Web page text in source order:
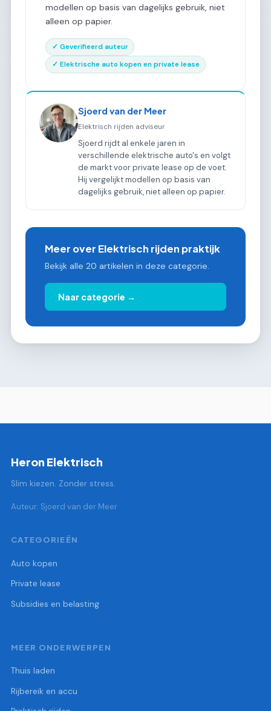
modellen op basis van dagelijks gebruik, niet
alleen op papier.
✓ Geverifieerd auteur
✓ Elektrische auto kopen en private lease
Sjoerd van der Meer
Elektrisch rijden adviseur
Sjoerd rijdt al enkele jaren in
verschillende elektrische auto's en volgt
de markt voor private lease op de voet.
Hij vergelijkt modellen op basis van
dagelijks gebruik, niet alleen op papier.
Meer over Elektrisch rijden praktijk
Bekijk alle 20 artikelen in deze categorie.
Naar categorie →
Heron Elektrisch
Slim kiezen. Zonder stress.
Auteur: Sjoerd van der Meer
CATEGORIEËN
Auto kopen
Private lease
Subsidies en belasting
MEER ONDERWERPEN
Thuis laden
Rijbereik en accu